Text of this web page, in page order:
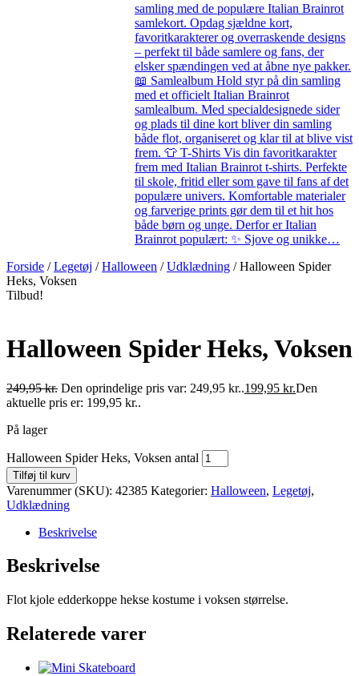
samling med de populære Italian Brainrot
samlekort. Opdag sjældne kort,
favoritkarakterer og overraskende designs
– perfekt til både samlere og fans, der
elsker spændingen ved at åbne nye pakker.
📖 Samlealbum Hold styr på din samling
med et officielt Italian Brainrot
samlealbum. Med specialdesignede sider
og plads til dine kort bliver din samling
både flot, organiseret og klar til at blive vist
frem. 👕 T-Shirts Vis din favoritkarakter
frem med Italian Brainrot t-shirts. Perfekte
til skole, fritid eller som gave til fans af det
populære univers. Komfortable materialer
og farverige prints gør dem til et hit hos
både børn og unge. Derfor er Italian
Brainrot populært: ✨ Sjove og unikke…
Forside /Legetøj /Halloween /Udklædning / Halloween Spider
Heks, Voksen
Tilbud!
Halloween Spider Heks, Voksen
249,95kr. Den oprindelige pris var: 249,95 kr..199,95 kr.Den
aktuelle pris er: 199,95 kr..
På lager
Halloween Spider Heks, Voksen antal
Tilføj til kurv
Varenummer (SKU): 42385 Kategorier: Halloween, Legetøj,
Udklædning
Beskrivelse
Beskrivelse
Flot kjole edderkoppe hekse kostume i voksen størrelse.
Relaterede varer